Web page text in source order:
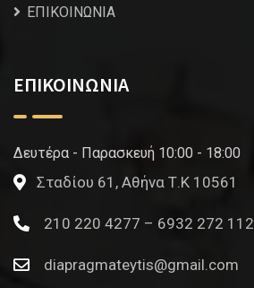
ΕΠΙΚΟΙΝΩΝΙΑ
ΕΠΙΚΟΙΝΩΝΙΑ
Δευτέρα - Παρασκευή 10:00 - 18:00
Σταδίου 61, Αθήνα Τ.Κ 10561
210 220 4277 – 6932 272 112
diapragmateytis@gmail.com